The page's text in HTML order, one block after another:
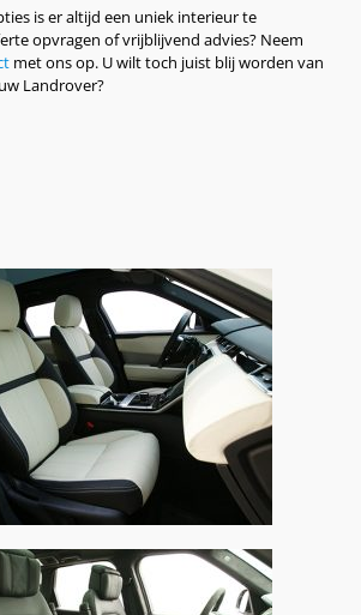
is er altijd een uniek interieur te
opvragen of vrijblijvend advies? Neem
met ons op. U wilt toch juist blij worden van
Landrover?
Velar, Alba Buffalino Leder Zwart
en Wit